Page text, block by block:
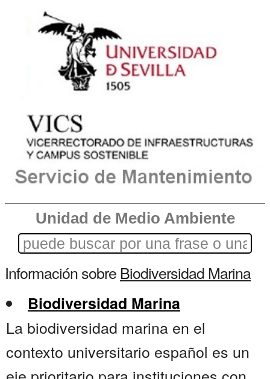
Unidad de Medio Ambiente
Información sobre Biodiversidad Marina
Biodiversidad Marina
La biodiversidad marina en el
contexto universitario español es un